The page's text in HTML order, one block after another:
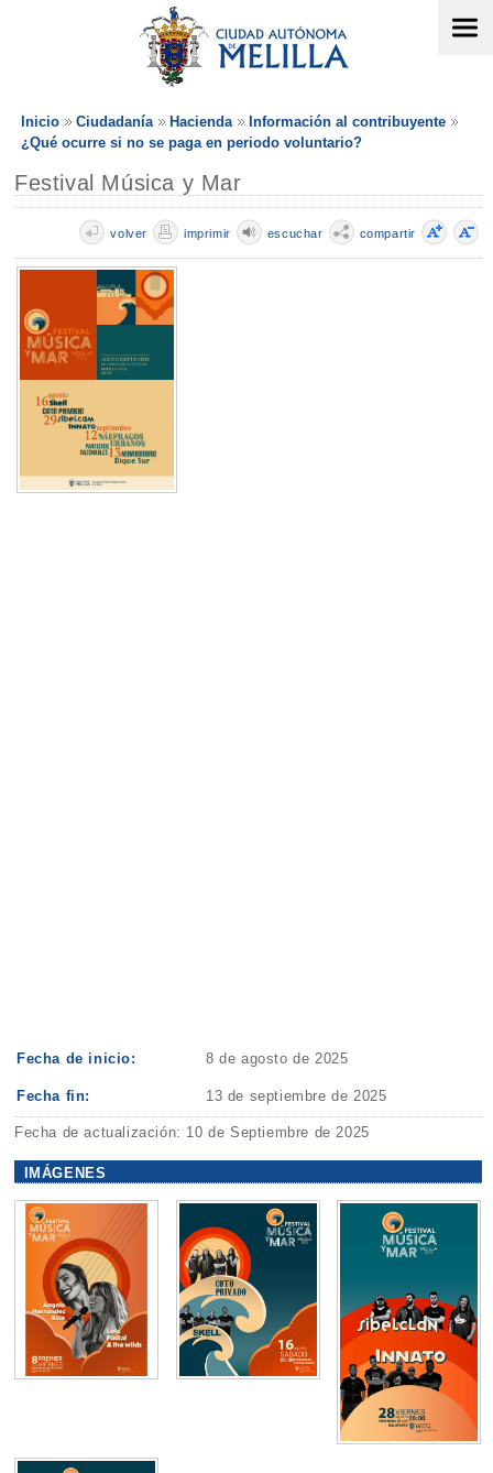
Inicio Ciudadanía Hacienda
Información al contribuyente
¿Qué ocurre si no se paga en periodo voluntario?
Festival Música y Mar
compartir
escuchar
imprimir
volver
Fecha de inicio: 8 de agosto de 2025
Fecha fin: 13 de septiembre de 2025
Fecha de actualización: 10 de Septiembre de 2025
IMÁGENES